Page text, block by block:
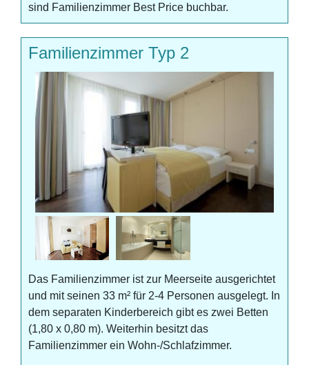
sind Familienzimmer Best Price buchbar.
Familienzimmer Typ 2
Das Familienzimmer ist zur Meerseite ausgerichtet
und mit seinen 33 m² für 2-4 Personen ausgelegt. In
dem separaten Kinderbereich gibt es zwei Betten
(1,80 x 0,80 m). Weiterhin besitzt das
Familienzimmer ein Wohn-/Schlafzimmer.